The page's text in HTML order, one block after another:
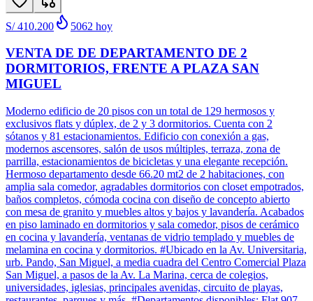
S/ 410.200 5062 hoy
VENTA DE DE DEPARTAMENTO DE 2
DORMITORIOS, FRENTE A PLAZA SAN
MIGUEL
Moderno edificio de 20 pisos con un total de 129 hermosos y
exclusivos flats y dúplex, de 2 y 3 dormitorios. Cuenta con 2
sótanos y 81 estacionamientos. Edificio con conexión a gas,
modernos ascensores, salón de usos múltiples, terraza, zona de
parrilla, estacionamientos de bicicletas y una elegante recepción.
Hermoso departamento desde 66.20 mt2 de 2 habitaciones, con
amplia sala comedor, agradables dormitorios con closet empotrados,
baños completos, cómoda cocina con diseño de concepto abierto
con mesa de granito y muebles altos y bajos y lavandería. Acabados
en piso laminado en dormitorios y sala comedor, pisos de cerámico
en cocina y lavandería, ventanas de vidrio templado y muebles de
melamina en cocina y dormitorios. #Ubicado en la Av. Universitaria,
urb. Pando, San Miguel, a media cuadra del Centro Comercial Plaza
San Miguel, a pasos de la Av. La Marina, cerca de colegios,
universidades, iglesias, principales avenidas, circuito de playas,